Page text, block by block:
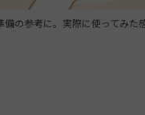
備の参考に。実際に使ってみた